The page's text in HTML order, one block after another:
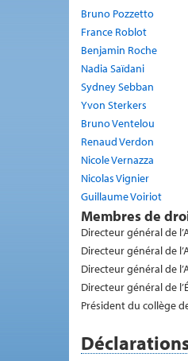
Bruno Pozzetto
France Roblot
Benjamin Roche
Nadia Saïdani
Sydney Sebban
Yvon Sterkers
Bruno Ventelou
Renaud Verdon
Nicole Vernazza
Nicolas Vignier
Guillaume Voiriot
Membres de
Directeur général de
Directeur général de
Directeur général de
Directeur général de
Président du collège